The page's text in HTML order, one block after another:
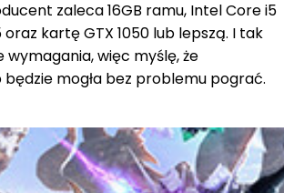
zaleca 16GB ramu, Intel Core i5
oraz kartę GTX 1050 lub lepszą. I tak
wymagania, więc myślę, że
będzie mogła bez problemu pograć.